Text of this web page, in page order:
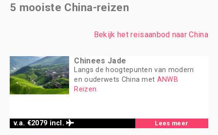
5 mooiste China-reizen
Bekijk het reisaanbod naar China
v.a. €2079 incl.
Chinees Jade
Langs de hoogtepunten van modern
en ouderwets China met ANWB
Reizen.
Lees meer